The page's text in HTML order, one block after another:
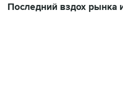
Последний вздох рынка